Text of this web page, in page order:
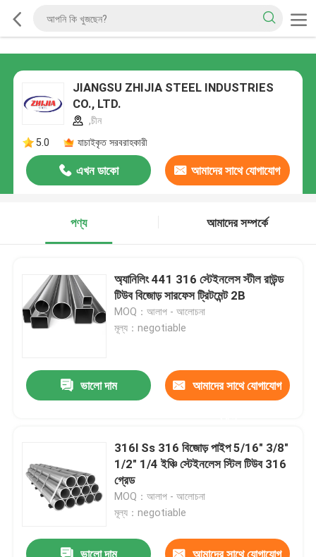
JIANGSU ZHIJIA STEEL INDUSTRIES
CO., LTD.
,চীন
5.0
যাচাইকৃত সরবরাহকারী
এখন ডাকো আমাদের সাথে যোগাযোগ
পণ্য
আমাদের সম্পর্কে
অ্যানিলিং 441 316 স্টেইনলেস স্টীল রাউন্ড
টিউব বিজোড় সারফেস ট্রিটমেন্ট 2B
MOQ：আলাপ - আলোচনা
মূল্য：negotiable
ভালো দাম আমাদের সাথে যোগাযোগ
316l Ss 316 বিজোড় পাইপ 5/16" 3/8"
1/2" 1/4 ইঞ্চি স্টেইনলেস স্টিল টিউব 316
গ্রেড
MOQ：আলাপ - আলোচনা
মূল্য：negotiable
ভালো দাম আমাদের সাথে যোগাযোগ